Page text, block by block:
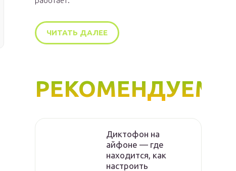
ЧИТАТЬ ДАЛЕЕ
РЕКОМЕНДУЕМ
Диктофон на
айфоне — где
находится, как
настроить